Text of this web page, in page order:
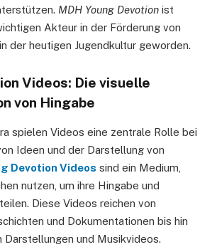
MDH Young Devotion ist
Akteur in der Förderung von
der heutigen Jugendkultur geworden.
Videos: Die visuelle
von Hingabe
spielen Videos eine zentrale Rolle bei
Ideen und der Darstellung von
Devotion Videos sind ein Medium,
nutzen, um ihre Hingabe und
Diese Videos reichen von
und Dokumentationen bis hin
Darstellungen und Musikvideos.